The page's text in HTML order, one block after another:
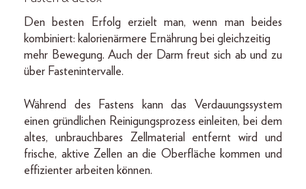
Den besten Erfolg erzielt man, wenn man beides
kombiniert: kalorienärmere Ernährung bei gleichzeitig
mehr Bewegung. Auch der Darm freut sich ab und zu
über Fastenintervalle.
Während des Fastens kann das Verdauungssystem
einen gründlichen Reinigungsprozess einleiten, bei dem
altes, unbrauchbares Zellmaterial entfernt wird und
frische, aktive Zellen an die Oberfläche kommen und
effizienter arbeiten können.